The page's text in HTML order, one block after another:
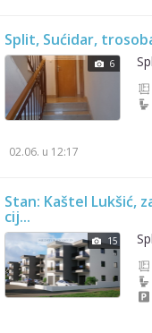
Split, Sućidar,
6
02.06. u 12:17
Stan: Kaštel Lukšić,
cij...
15